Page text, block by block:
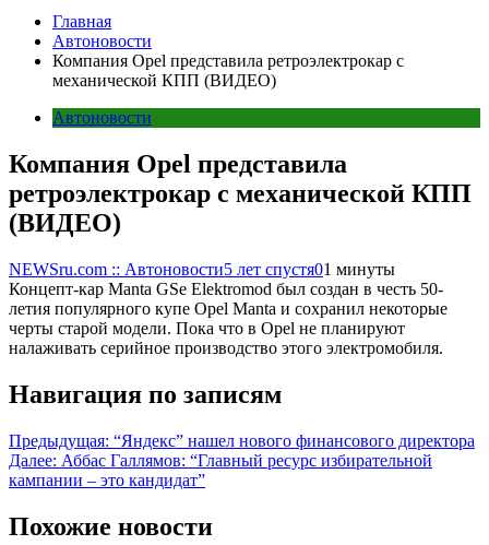
Главная
Автоновости
Компания Opel представила ретроэлектрокар с
механической КПП (ВИДЕО)
Автоновости
Компания Opel представила
ретроэлектрокар с механической КПП
(ВИДЕО)
NEWSru.com :: Автоновости5 лет спустя01 минуты
Концепт-кар Manta GSe Elektromod был создан в честь 50-
летия популярного купе Opel Manta и сохранил некоторые
черты старой модели. Пока что в Opel не планируют
налаживать серийное производство этого электромобиля.
Навигация по записям
Предыдущая: “Яндекс” нашел нового финансового директора
Далее: Аббас Галлямов: “Главный ресурс избирательной
кампании – это кандидат”
Похожие новости